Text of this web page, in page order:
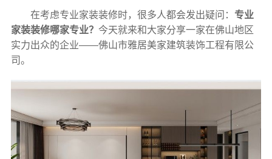
在考虑专业家装装修时，很多人都会发出疑问： 专业
家装装修哪家专业？ 今天就来和大家分享一家在佛山地区
实力出众的企业——佛山市雅居美家建筑装饰工程有限公
司。